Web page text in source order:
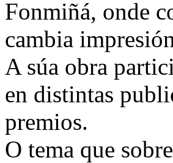
Fonmiñá, onde
cambia
A súa obra
en distintas
premios.
O tema que